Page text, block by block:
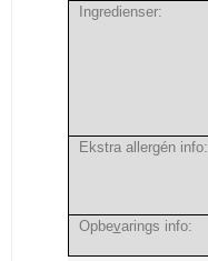
Ingredienser:
Ekstra allergén info:
Opbevarings info: